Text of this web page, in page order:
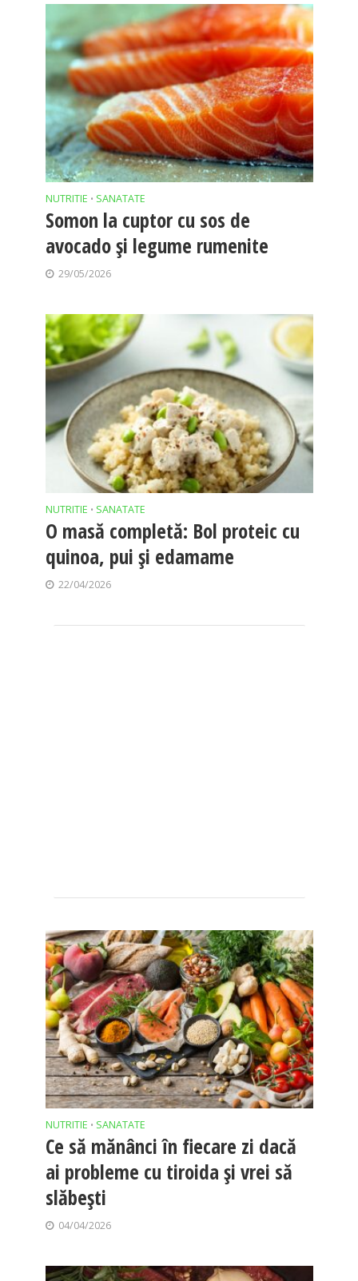
NUTRITIE • SANATATE
Somon la cuptor cu sos de
avocado și legume rumenite
29/05/2026
NUTRITIE • SANATATE
O masă completă: Bol proteic cu
quinoa, pui și edamame
22/04/2026
NUTRITIE • SANATATE
Ce să mănânci în fiecare zi dacă
ai probleme cu tiroida și vrei să
slăbești
04/04/2026